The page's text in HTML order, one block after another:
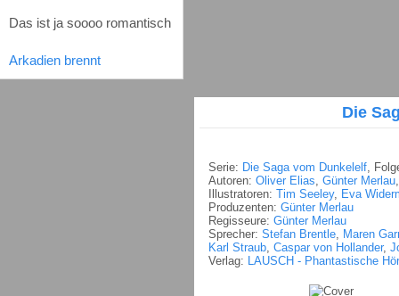
Das ist ja soooo romantisch
Arkadien brennt
Die
Serie: Die Saga vom Dunkelelf,
Autoren: Oliver Elias, Günter Merlau
Illustratoren: Tim Seeley, Eva
Produzenten: Günter Merlau
Regisseure: Günter Merlau
Sprecher: Stefan Brentle, Maren
Karl Straub, Caspar von Hollander,
Verlag: LAUSCH - Phantastische